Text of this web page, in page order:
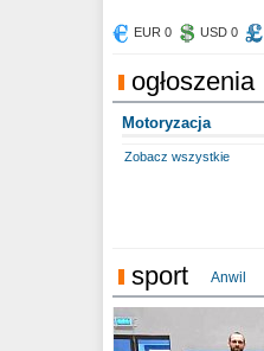
EUR 0 USD 0
ogłoszenia
Motoryzacja
Zobacz wszystkie
sport Anwil